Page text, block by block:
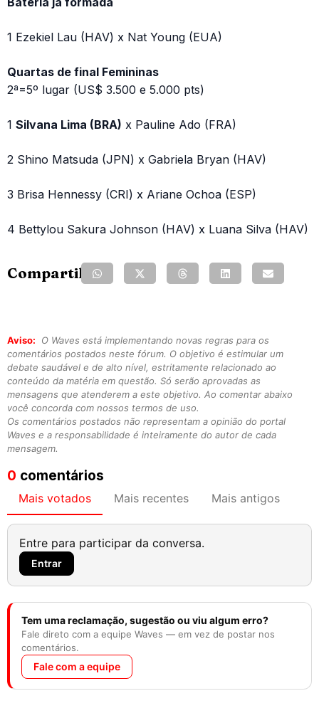
1 Ezekiel Lau (HAV) x Nat Young (EUA)
Quartas de final Femininas
2ª=5º lugar (US$ 3.500 e 5.000 pts)
1 Silvana Lima (BRA) x Pauline Ado (FRA)
2 Shino Matsuda (JPN) x Gabriela Bryan (HAV)
3 Brisa Hennessy (CRI) x Ariane Ochoa (ESP)
4 Bettylou Sakura Johnson (HAV) x Luana Silva (HAV)
Compartilhe:
Aviso:
O Waves está implementando novas regras para os
comentários postados neste fórum. O objetivo é estimular um
debate saudável e de alto nível, estritamente relacionado ao
conteúdo da matéria em questão. Só serão aprovadas as
mensagens que atenderem a este objetivo. Ao comentar abaixo
você concorda com nossos termos de uso.
Os comentários postados não representam a opinião do portal
Waves e a responsabilidade é inteiramente do autor de cada
mensagem.
0 comentários
Mais votados Mais recentes Mais antigos
Entre para participar da conversa.
Entrar
Tem uma reclamação, sugestão ou viu algum erro?
Fale direto com a equipe Waves — em vez de postar nos
comentários.
Fale com a equipe